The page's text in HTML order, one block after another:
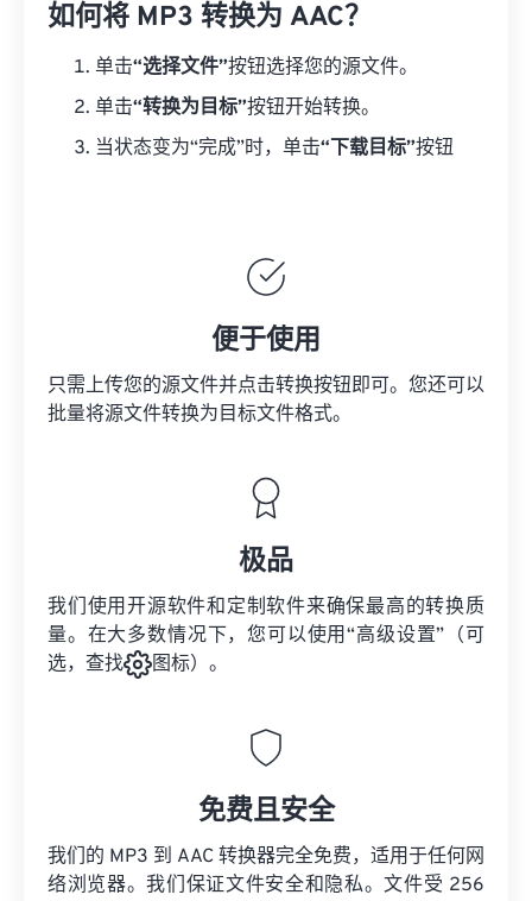
如何将 MP3 转换为 AAC？
单击“选择文件”按钮选择您的源文件。
单击“转换为目标”按钮开始转换。
当状态变为“完成”时，单击“下载目标”按钮
便于使用
只需上传您的源文件并点击转换按钮即可。您还可以
批量将源文件转换为目标文件格式。
极品
我们使用开源软件和定制软件来确保最高的转换质
量。在大多数情况下，您可以使用“高级设置”（可
选，查找
图标）。
免费且安全
我们的 MP3 到 AAC 转换器完全免费，适用于任何网
络浏览器。我们保证文件安全和隐私。文件受 256